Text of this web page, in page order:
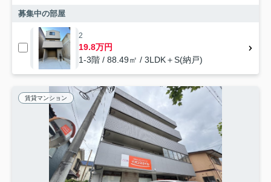
募集中の部屋
2
19.8万円
1-3階 / 88.49㎡ / 3LDK＋S(納戸)
賃貸マンション